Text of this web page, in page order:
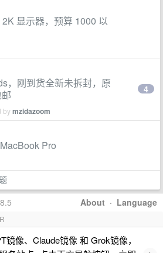
显示器，预算 1000 以
，刚到货全新未拆封，原
bymzidazoom
4
Pro
About · Language
像、Claude镜像 和 Grok镜像，